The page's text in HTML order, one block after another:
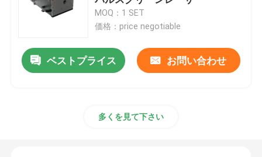
CWファイバーレーザー
QCWファイバーレーザー
MOQ：1 SET
価格：price negotiable
ベストプライス お問い合わせ
多くを見て下さい